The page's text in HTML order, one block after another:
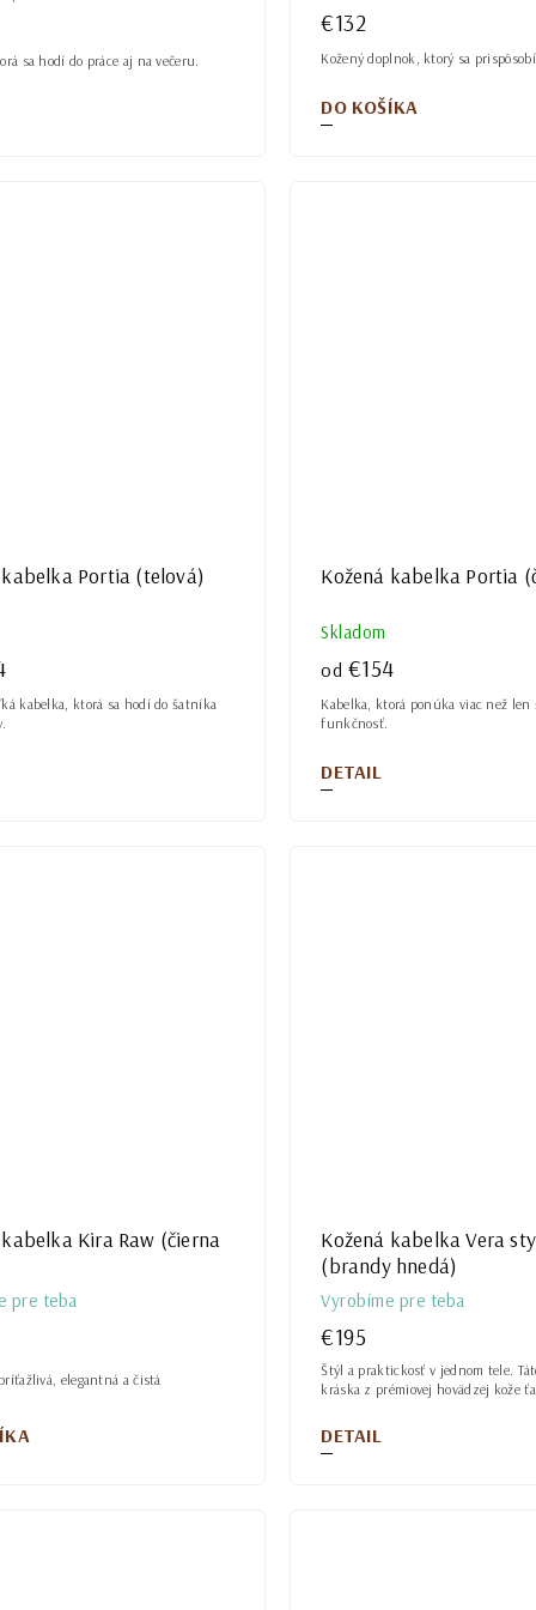
sa hodí do práce aj na večeru.
€132
DO KOŠÍKA
Kožený doplnok, ktorý sa
Portia (telová)
kabelka, ktorá sa hodí do šatníka
Kožená kabelka Portia
Skladom
od €154
DETAIL
Kabelka, ktorá ponúka viac než len
funkčnosť.
Kira Raw (čierna
pre teba
elegantná a čistá
Kožená kabelka Vera
(brandy hnedá)
Vyrobíme pre teba
€195
DETAIL
Štýl a praktickosť v jednom tele.
kráska z prémiovej hovädzej kože